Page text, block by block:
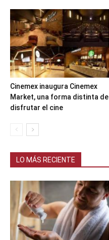
Cinemex inaugura Cinemex
Market, una forma distinta de
disfrutar el cine
LO MÁS RECIENTE